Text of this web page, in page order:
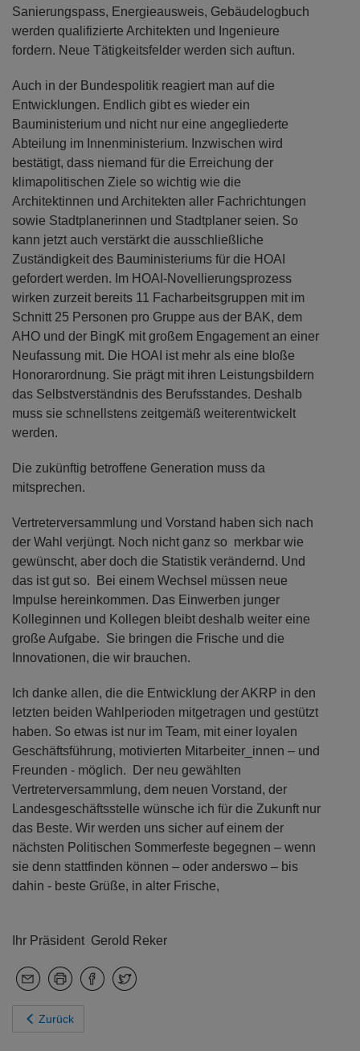
Sanierungspass, Energieausweis, Gebäudelogbuch
werden qualifizierte Architekten und Ingenieure
fordern. Neue Tätigkeitsfelder werden sich auftun.
Auch in der Bundespolitik reagiert man auf die
Entwicklungen. Endlich gibt es wieder ein
Bauministerium und nicht nur eine angegliederte
Abteilung im Innenministerium. Inzwischen wird
bestätigt, dass niemand für die Erreichung der
klimapolitischen Ziele so wichtig wie die
Architektinnen und Architekten aller Fachrichtungen
sowie Stadtplanerinnen und Stadtplaner seien. So
kann jetzt auch verstärkt die ausschließliche
Zuständigkeit des Bauministeriums für die HOAI
gefordert werden. Im HOAI-Novellierungsprozess
wirken zurzeit bereits 11 Facharbeitsgruppen mit im
Schnitt 25 Personen pro Gruppe aus der BAK, dem
AHO und der BingK mit großem Engagement an einer
Neufassung mit. Die HOAI ist mehr als eine bloße
Honorarordnung. Sie prägt mit ihren Leistungsbildern
das Selbstverständnis des Berufsstandes. Deshalb
muss sie schnellstens zeitgemäß weiterentwickelt
werden.
Die zukünftig betroffene Generation muss da
mitsprechen.
Vertreterversammlung und Vorstand haben sich nach
der Wahl verjüngt. Noch nicht ganz so merkbar wie
gewünscht, aber doch die Statistik verändernd. Und
das ist gut so. Bei einem Wechsel müssen neue
Impulse hereinkommen. Das Einwerben junger
Kolleginnen und Kollegen bleibt deshalb weiter eine
große Aufgabe. Sie bringen die Frische und die
Innovationen, die wir brauchen.
Ich danke allen, die die Entwicklung der AKRP in den
letzten beiden Wahlperioden mitgetragen und gestützt
haben. So etwas ist nur im Team, mit einer loyalen
Geschäftsführung, motivierten Mitarbeiter_innen – und
Freunden - möglich. Der neu gewählten
Vertreterversammlung, dem neuen Vorstand, der
Landesgeschäftsstelle wünsche ich für die Zukunft nur
das Beste. Wir werden uns sicher auf einem der
nächsten Politischen Sommerfeste begegnen – wenn
sie denn stattfinden können – oder anderswo – bis
dahin - beste Grüße, in alter Frische,
Ihr Präsident Gerold Reker
Zurück